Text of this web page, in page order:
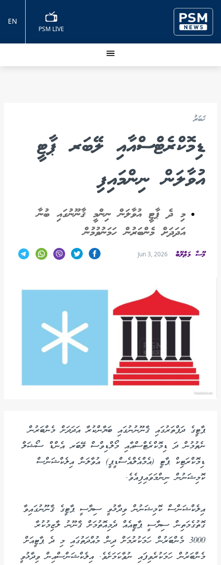
PSM LIVE
EN
ޚަބަރު
ޑިމޮކްރެޓްސްއާއި ލޭބަރ ޕާޓީ
އުވާލަން ނިންމައިފި
މި ދެ ޕާޓީ އުވާލަން ނިންމީ ޤާނޫނުގައި ބުނާ
އަދަދަށް މެންބަރުން ހަމަނުވުމުން
މޫސާ މަޠްލޫބް Jun 3, 2026
ޕާޓީގެ ދަފްތަރުގައި ޤާނޫނުނުގައި ބަޔާންކުރާ އަދަދަށް މެންބަރުން
ނެތުމުން ދަ ޑިމޮކްރެޓްސްއާއި މޯލްޑިވްސް ލޭބަރ އެންޑް ސޯޝަލް
ޑިމޮކްރަޓިކް ޕާޓީ (އެމްއެލްއެސްޑީޕީ) އުވާލަން އިލެކްޝަންސް
ކޮމިޝަނުން ނިންމަވައިފިއެވެ.
އިލެކްޝަންސް ކޮމިޝަނުން ވިދާޅުވީ ސިޔާސީ ޕާޓީގެ ޤާނޫނުގައިވާ
ގޮތުގެމަތިން ސިޔާސީ ޕާޓީއެއް ދެމިއޮތުމަށް ޤާނޫނު ލާޒިމުކުރާ
3000 މެންބަރުން ހަމަކުރުމަށް ދިން މުއްދަތުގައި މި ދެ ޕާޓީއަށް
މެންބަރުން ހަމަކުރެވިފައި ނުވާކަމަށެވެ. އިލެކްޝަންސްއިން ވިދާޅުވީ